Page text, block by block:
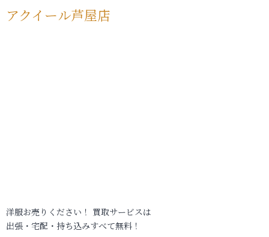
アクイール芦屋店
洋服お売りください！ 買取サービスは
出張・宅配・持ち込みすべて無料！